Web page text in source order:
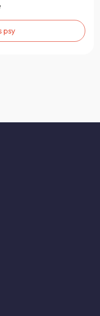
psy